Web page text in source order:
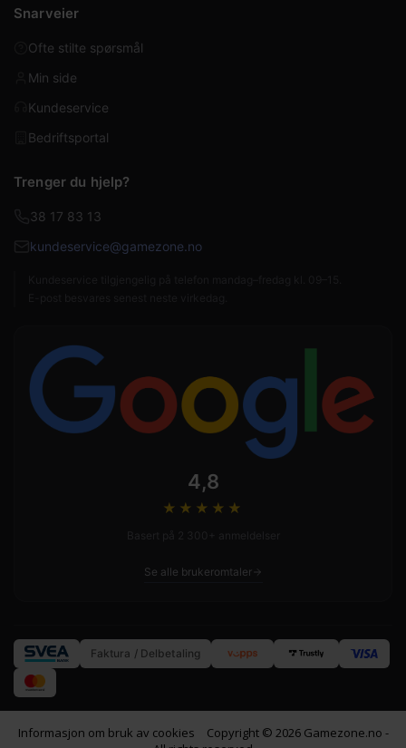
Snarveier
Ofte stilte spørsmål
Min side
Kundeservice
Bedriftsportal
Trenger du hjelp?
38 17 83 13
kundeservice@gamezone.no
4,8
★★★★ ★
Se alle brukeromtaler
Faktura / Delbetaling
Informasjon om bruk av cookies
Copyright © 2026 Gamezone.no -